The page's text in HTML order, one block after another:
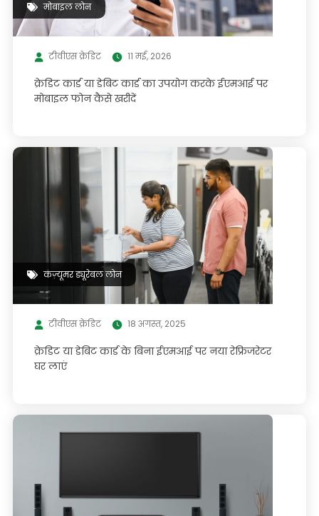
मोबाइल लोन
टीवीएस क्रेडिट 11 मई, 2026
क्रेडिट कार्ड या डेबिट कार्ड का उपयोग करके ईएमआई पर
मोबाइल फोन कैसे खरीदें
कंज़्यूमर ड्यूरेबल लोन
टीवीएस क्रेडिट 18 अगस्त, 2025
क्रेडिट या डेबिट कार्ड के बिना ईएमआई पर नया रेफ्रिजरेटर
घर लाएं